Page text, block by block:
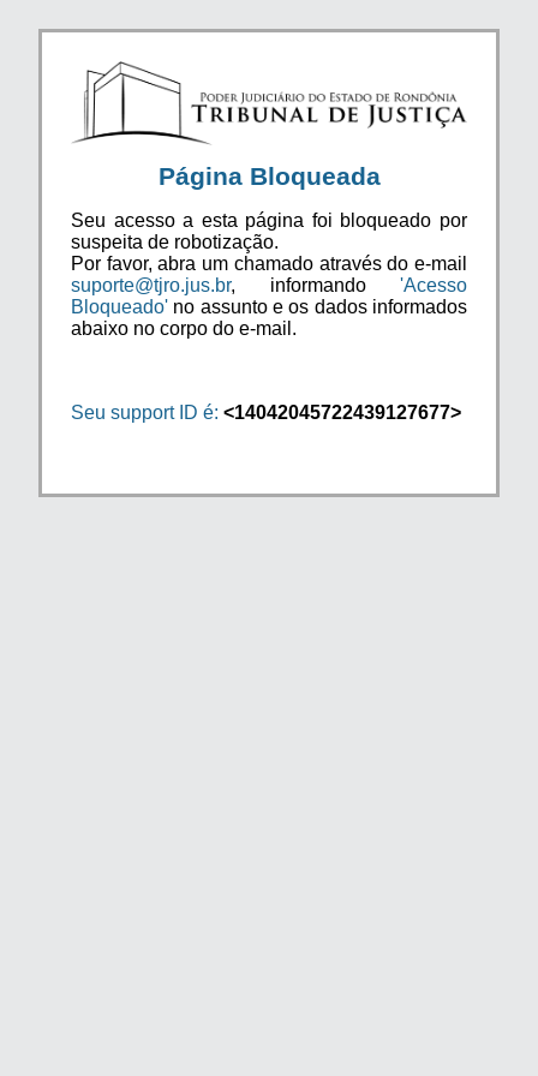
Página Bloqueada
Seu acesso a esta página foi bloqueado por
suspeita de robotização.
Por favor, abra um chamado através do e-mail
suporte@tjro.jus.br, informando 'Acesso
Bloqueado' no assunto e os dados informados
abaixo no corpo do e-mail.
Seu support ID é: <14042045722439127677>